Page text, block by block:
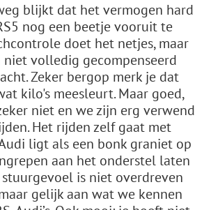
blijkt dat het vermogen hard
nog een beetje vooruit te
doet het netjes, maar
niet volledig gecompenseerd
Zeker bergop merk je dat
kilo's meesleurt. Maar goed,
niet en we zijn erg verwend
Het rijden zelf gaat met
ligt als een bonk graniet op
aan het onderstel laten
is niet overdreven
gelijk aan wat we kennen